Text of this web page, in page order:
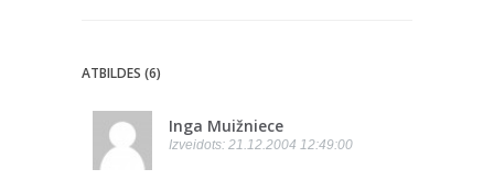
ATBILDES (6)
Inga Muižniece
Izveidots: 21.12.2004 12:49:00